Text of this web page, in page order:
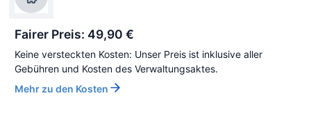
Fairer Preis: 49,90 €
Keine versteckten Kosten: Unser Preis ist inklusive aller
Gebühren und Kosten des Verwaltungsaktes.
Mehr zu den Kosten